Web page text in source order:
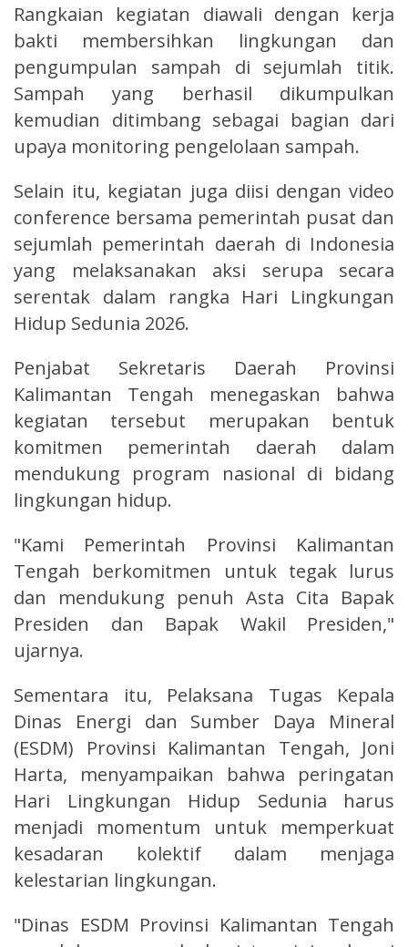
Rangkaian kegiatan diawali dengan kerja
bakti membersihkan lingkungan dan
pengumpulan sampah di sejumlah titik.
Sampah yang berhasil dikumpulkan
kemudian ditimbang sebagai bagian dari
upaya monitoring pengelolaan sampah.
Selain itu, kegiatan juga diisi dengan video
conference bersama pemerintah pusat dan
sejumlah pemerintah daerah di Indonesia
yang melaksanakan aksi serupa secara
serentak dalam rangka Hari Lingkungan
Hidup Sedunia 2026.
Penjabat Sekretaris Daerah Provinsi
Kalimantan Tengah menegaskan bahwa
kegiatan tersebut merupakan bentuk
komitmen pemerintah daerah dalam
mendukung program nasional di bidang
lingkungan hidup.
"Kami Pemerintah Provinsi Kalimantan
Tengah berkomitmen untuk tegak lurus
dan mendukung penuh Asta Cita Bapak
Presiden dan Bapak Wakil Presiden,"
ujarnya.
Sementara itu, Pelaksana Tugas Kepala
Dinas Energi dan Sumber Daya Mineral
(ESDM) Provinsi Kalimantan Tengah, Joni
Harta, menyampaikan bahwa peringatan
Hari Lingkungan Hidup Sedunia harus
menjadi momentum untuk memperkuat
kesadaran kolektif dalam menjaga
kelestarian lingkungan.
"Dinas ESDM Provinsi Kalimantan Tengah